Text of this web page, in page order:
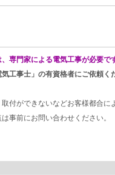
、専門家による電気工事が必要で
工事士」の有資格者にご依頼く
付ができないなどお客様都合に
は事前にお問い合わせください。